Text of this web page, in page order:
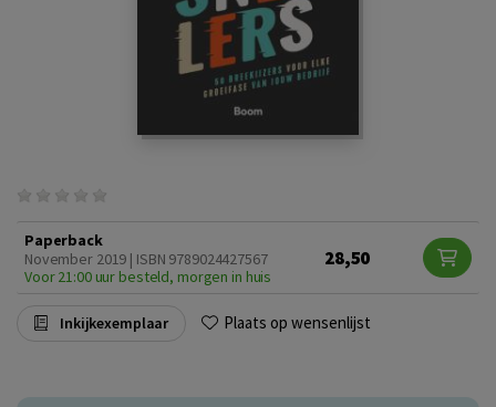
Paperback
November 2019 | ISBN 9789024427567
Voor 21:00 uur besteld, morgen in huis
28,50
Inkijkexemplaar Plaats op wensenlijst